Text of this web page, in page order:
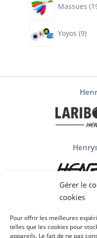
Gérer le
cookies
Pour offrir les meilleures
telles que les cookies pour
appareils. Le fait de ne pas
Massues
Yoyos 9